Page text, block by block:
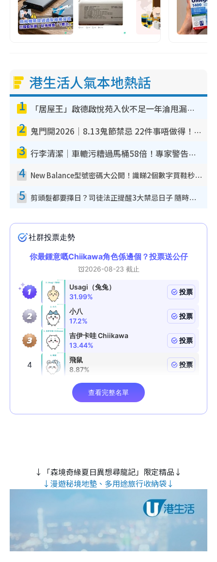
港生活人氣本地熱話
1 「居屋王」啟德啟悅苑入伙不足一年淪甩漏之王！插頭噴火花致大停電 多戶業主全屋家電報銷
2 鬼門開2026｜8.13鬼節禁忌 22件事唔做得！燒肉、刺身要少食？半夜勿吹口哨/打呢個電話
3 行李清潔｜車轆污糟過馬桶58倍！專家警告忌用酒精抹 教1招免污手除菌
4 New Balance型號密碼大公開！識睇2個數字買鞋秒知功能免中伏 附5大熱門鞋款
5 剪頭髮都要擇日？司徒法正提醒3大禁忌日子 隨時剪走財運！呢日剪髮恐「剪壽命」？
↓「森境奇緣夏日異想尋龍記」限定精品↓
↓漫遊秘境地墊、多用途旅行收納袋↓